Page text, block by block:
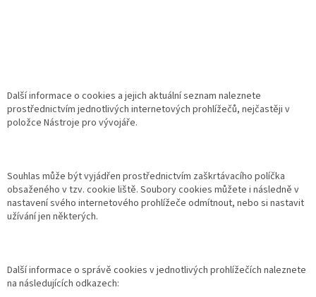
Další informace o cookies a jejich aktuální seznam naleznete
prostřednictvím jednotlivých internetových prohlížečů, nejčastěji v
položce Nástroje pro vývojáře.
Souhlas může být vyjádřen prostřednictvím zaškrtávacího políčka
obsaženého v tzv. cookie liště. Soubory cookies můžete i následně v
nastavení svého internetového prohlížeče odmítnout, nebo si nastavit
užívání jen některých.
Další informace o správě cookies v jednotlivých prohlížečích naleznete
na následujících odkazech: